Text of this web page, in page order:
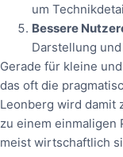
um
Bessere
Darstellung
Gerade für kleine
das oft die
Leonberg wird damit
zu einem einmaligen
meist wirtschaftlich